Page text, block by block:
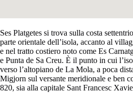
Ses Platgetes si trova sulla costa
parte orientale dell’isola, accanto al
e nel tratto costiero noto come Es
e Punta de Sa Creu. È il punto in cui
verso l’altopiano de La Mola, a poca
Migjorn sul versante meridionale e ben
820, sia alla capitale Sant Francesc